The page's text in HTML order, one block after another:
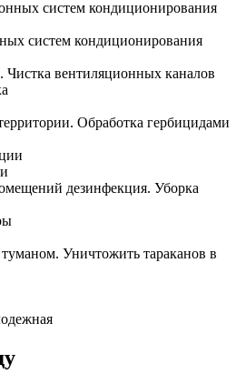
систем кондиционирования
Чистка вентиляционных каналов
Обработка гербицидами
дезинфекция. Уборка
Уничтожить тараканов в